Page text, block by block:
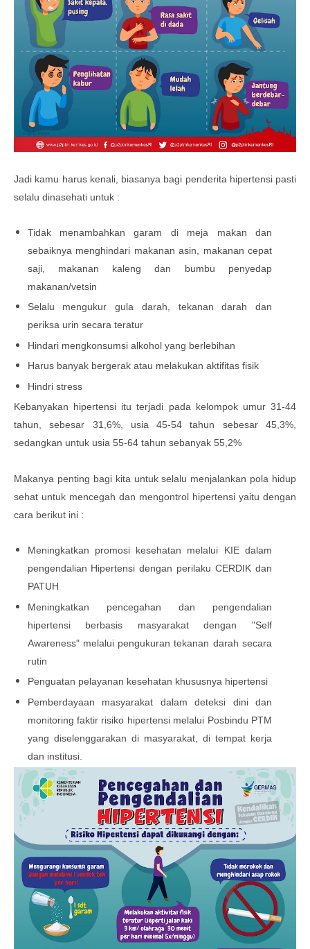
Jadi kamu harus kenali, biasanya bagi penderita hipertensi pasti
selalu dinasehati untuk :
Tidak menambahkan garam di meja makan dan
sebaiknya menghindari makanan asin, makanan cepat
saji, makanan kaleng dan bumbu penyedap
makanan/vetsin
Selalu mengukur gula darah, tekanan darah dan
periksa urin secara teratur
Hindari mengkonsumsi alkohol yang berlebihan
Harus banyak bergerak atau melakukan aktifitas fisik
Hindri stress
Kebanyakan hipertensi itu terjadi pada kelompok umur 31-44
tahun, sebesar 31,6%, usia 45-54 tahun sebesar 45,3%,
sedangkan untuk usia 55-64 tahun sebanyak 55,2%
Makanya penting bagi kita untuk selalu menjalankan pola hidup
sehat untuk mencegah dan mengontrol hipertensi yaitu dengan
cara berikut ini :
Meningkatkan promosi kesehatan melalui KIE dalam
pengendalian Hipertensi dengan perilaku CERDIK dan
PATUH
Meningkatkan pencegahan dan pengendalian
hipertensi berbasis masyarakat dengan "Self
Awareness" melalui pengukuran tekanan darah secara
rutin
Penguatan pelayanan kesehatan khususnya hipertensi
Pemberdayaan masyarakat dalam deteksi dini dan
monitoring faktir risiko hipertensi melalui Posbindu PTM
yang diselenggarakan di masyarakat, di tempat kerja
dan institusi.